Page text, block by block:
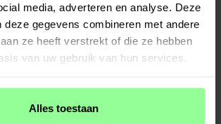
media, adverteren en analyse. Deze
deze gegevens combineren met andere
ze heeft verstrekt of die ze hebben
van uw gebruik van hun services.
Alles toestaan